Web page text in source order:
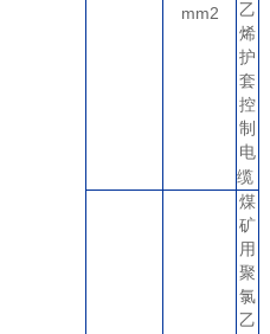
mm2
乙
烯
护
套
控
制
电
缆
煤
矿
用
聚
氯
乙